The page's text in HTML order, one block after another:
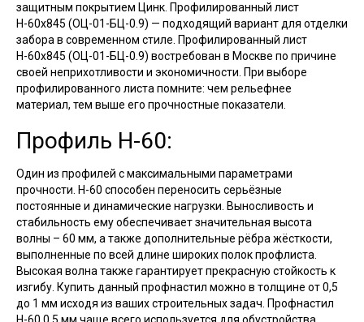
защитным покрытием Цинк. Профилированный лист
Н-60х845 (ОЦ-01-БЦ-0.9) — подходящий вариант для отделки
забора в современном стиле. Профилированный лист
Н-60х845 (ОЦ-01-БЦ-0.9) востребован в Москве по причине
своей неприхотливости и экономичности. При выборе
профилированного листа помните: чем рельефнее
материал, тем выше его прочностные показатели.
Профиль Н-60:
Один из профилей с максимальными параметрами
прочности. Н-60 способен переносить серьёзные
постоянные и динамические нагрузки. Выносливость и
стабильность ему обеспечивает значительная высота
волны – 60 мм, а также дополнительные рёбра жёсткости,
выполненные по всей длине широких полок профлиста.
Высокая волна также гарантирует прекрасную стойкость к
изгибу. Купить данный профнастил можно в толщине от 0,5
до 1 мм исходя из ваших строительных задач. Профнастил